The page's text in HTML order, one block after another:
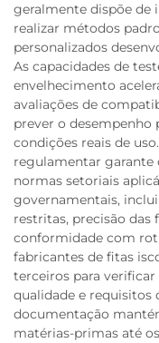
geralmente dispõe de
realizar métodos
personalizados
As capacidades de
envelhecimento
avaliações de
prever o
condições reais de
regulamentar garante
normas setoriais
governamentais,
restritas, precisão das
conformidade com
fabricantes de fitas
terceiros para
qualidade e requisitos
documentação
matérias-primas até